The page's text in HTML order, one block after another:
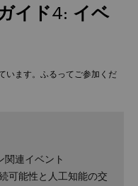
イド4: イベ
います。ふるってご参加くだ
連イベント
可能性と人工知能の交